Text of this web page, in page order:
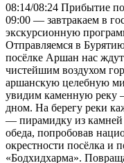
08:14/08:24 Прибытие
09:00 — завтракаем в
экскурсионную
Отправляемся в
посёлке Аршан нас
чистейшим воздухом
аршанскую целебную
увидим каменную реку
дном. На берегу реки
— пирамидку из камней
обеда, попробовав
окрестности посёлка и
«Бодхидхарма».